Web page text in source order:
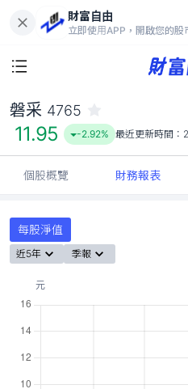
財富自由
立即使用APP，開啟您的股
11.95
-
磐采 4765
11.95 -2.92% 最近更新時間：
個股概覽 財務報表
每股淨值
近5年 季報